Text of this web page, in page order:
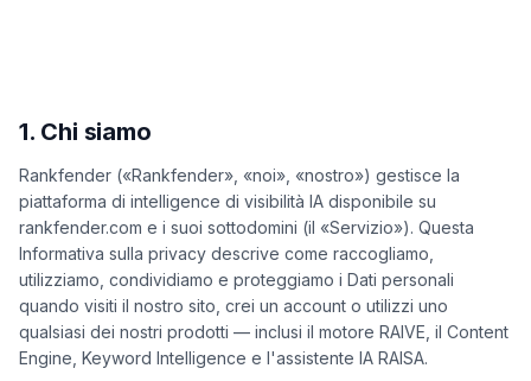
Engine
Monitoraggio
concorrenti
Intelligenza
keyword
AGISCI
Content
gratuiti
Prezzi
Prenota
una
demo
1. Chi siamo
Rankfender («Rankfender», «noi», «nostro») gestisce la
piattaforma di intelligence di visibilità IA disponibile su
rankfender.com e i suoi sottodomini (il «Servizio»). Questa
Informativa sulla privacy descrive come raccogliamo,
utilizziamo, condividiamo e proteggiamo i Dati personali
quando visiti il nostro sito, crei un account o utilizzi uno
qualsiasi dei nostri prodotti — inclusi il motore RAIVE, il Content
Engine, Keyword Intelligence e l'assistente IA RAISA.